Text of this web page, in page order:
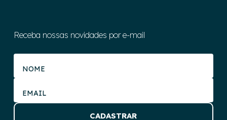
Receba nossas novidades por e-mail